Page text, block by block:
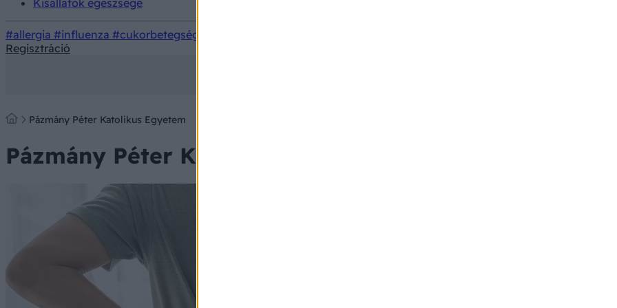
Kisállatok egészsége
#allergia #influenza #cukorbetegség
Regisztráció
Pázmány Péter Katolikus Egyetem
Pázmány Péter Katolikus Egyetem